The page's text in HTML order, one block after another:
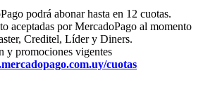
podrá abonar hasta en 12 cuotas.
aceptadas por MercadoPago al momento
Creditel, Líder y Diners.
y promociones vigentes
cuotas